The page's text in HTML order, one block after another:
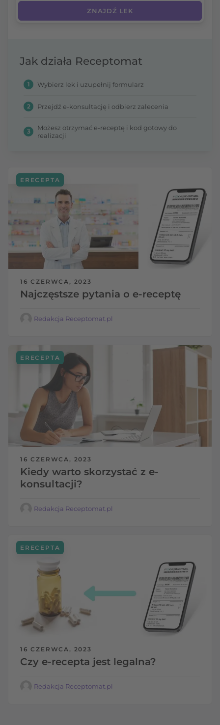
Jak działa Receptomat
1 Wybierz lek i uzupełnij formularz
2 Przejdź e-konsultację i odbierz zalecenia
3
Możesz otrzymać e-receptę i kod gotowy do
realizacji
16 CZERWCA, 2023
Najczęstsze pytania o e-receptę
ERECEPTA
Redakcja Receptomat.pl
16 CZERWCA, 2023
Kiedy warto skorzystać z e-
konsultacji?
ERECEPTA
Redakcja Receptomat.pl
16 CZERWCA, 2023
Czy e-recepta jest legalna?
ERECEPTA
Redakcja Receptomat.pl